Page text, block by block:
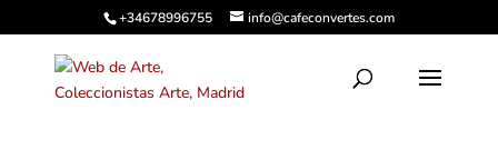
+34678996755 info@cafeconvertes.com